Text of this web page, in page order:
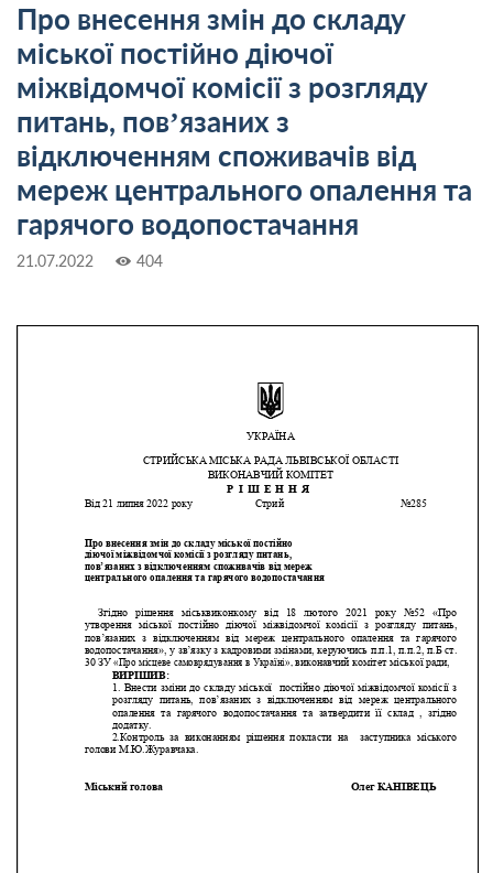
Про внесення змін до складу
міської постійно діючої
міжвідомчої комісії з розгляду
питань, пов’язаних з
відключенням споживачів від
мереж центрального опалення та
гарячого водопостачання
21.07.2022 404